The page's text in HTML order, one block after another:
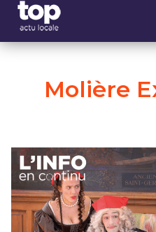
Molière
Panneau de gestion des